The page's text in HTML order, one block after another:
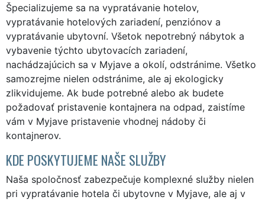
Špecializujeme sa na vypratávanie hotelov,
vypratávanie hotelových zariadení, penziónov a
vypratávanie ubytovní. Všetok nepotrebný nábytok a
vybavenie týchto ubytovacích zariadení,
nachádzajúcich sa v Myjave a okolí, odstránime. Všetko
samozrejme nielen odstránime, ale aj ekologicky
zlikvidujeme. Ak bude potrebné alebo ak budete
požadovať pristavenie kontajnera na odpad, zaistíme
vám v Myjave pristavenie vhodnej nádoby či
kontajnerov.
KDE POSKYTUJEME NAŠE SLUŽBY
Naša spoločnosť zabezpečuje komplexné služby nielen
pri vypratávanie hotela či ubytovne v Myjave, ale aj v